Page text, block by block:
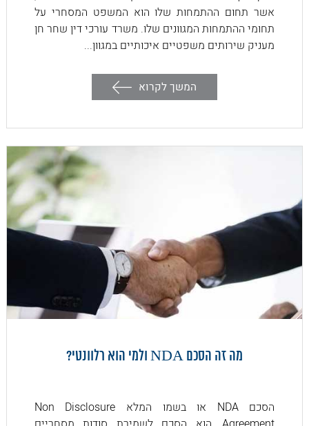
אשר תחום ההתמחות שלו הוא המשפט המסחרי על
תחומי ההתמחות המגוונים שלו. משרד עורכי דין שחר חן
מעניק שירותים משפטיים איכותיים במגוון...
המשך לקרוא
מה זה הסכם NDA ולמי הוא רלוונטי?
הסכם NDA או בשמו המלא Non Disclosure